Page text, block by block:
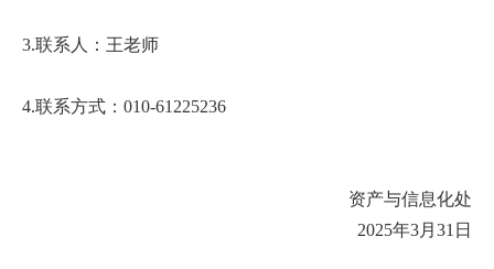
3.联系人：王老师
4.联系方式：010-61225236
资产与信息化处
2025年3月31日